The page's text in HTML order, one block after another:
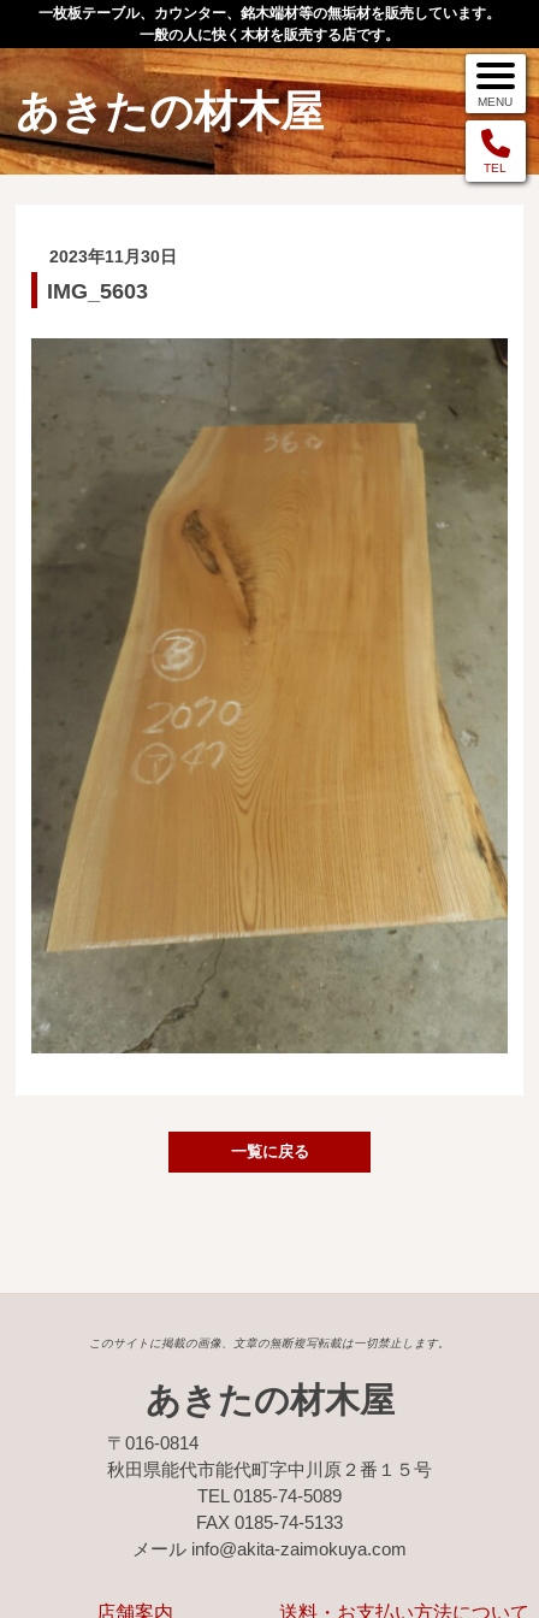
一枚板テーブル、カウンター、銘木端材等の無垢材を販売しています。
一般の人に快く木材を販売する店です。
あきたの材木屋
TEL
MENU
メニュー
作品例
店舗案内
お問い合わせ
お客様の声
お買い物の流れ
送料・お支払い方法について
ご注文前の注意点
Attention
before ordering
一枚板を直販できる店
オイル塗装の
メンテナンスについて
当店の考え方
カテゴリー
2023年11月30日
IMG_5603
一覧に戻る
このサイトに掲載の画像、文章の無断複写転載は一切禁止します。
あきたの材木屋
〒016-0814
秋田県能代市能代町字中川原２番１５号
TEL 0185-74-5089
FAX 0185-74-5133
メール info@akita-zaimokuya.com
店舗案内 送料・お支払い方法について